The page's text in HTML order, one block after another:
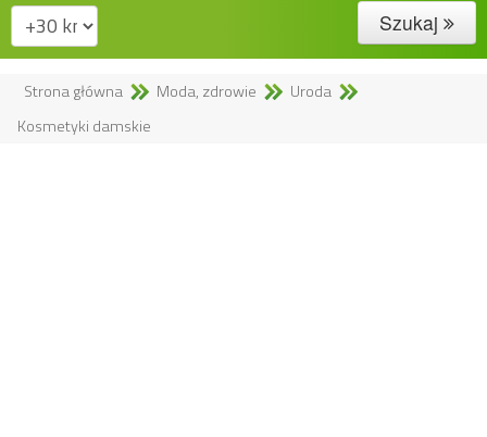
Szukaj
Strona główna Moda, zdrowie
Uroda
Kosmetyki damskie